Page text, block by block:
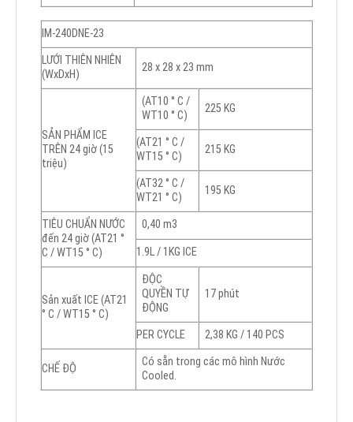
IM-240DNE-23
LƯỚI THIÊN NHIÊN
(WxDxH)
28 x 28 x 23 mm
SẢN PHẨM ICE
TRÊN 24 giờ (15
triệu)
(AT10 ° C /
WT10 ° C)
225 KG
(AT21 ° C /
WT15 ° C)
215 KG
(AT32 ° C /
WT21 ° C)
195 KG
TIÊU CHUẨN NƯỚC
đến 24 giờ (AT21 °
C / WT15 ° C)
0,40 m3
1.9L / 1KG ICE
Sản xuất ICE (AT21
° C / WT15 ° C)
ĐỘC
QUYỀN TỰ
ĐỘNG
17 phút
PER CYCLE 2,38 KG / 140 PCS
CHẾ ĐỘ
Có sẵn trong các mô hình Nước
Cooled.